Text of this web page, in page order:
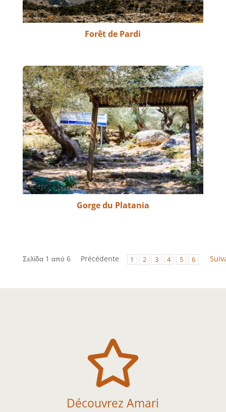
Forêt de Pardi
Gorge du Platania
Σελίδα 1 από 6 Précédente 1 2 3 4 5 6

Découvrez Amari